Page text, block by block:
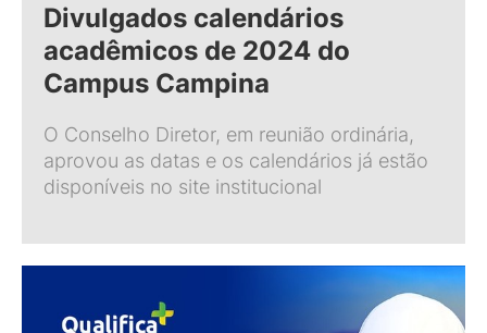
Divulgados calendários
acadêmicos de 2024 do
Campus Campina
O Conselho Diretor, em reunião ordinária,
aprovou as datas e os calendários já estão
disponíveis no site institucional